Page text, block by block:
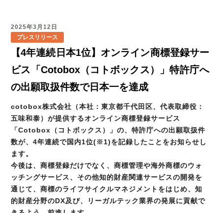
2025年3月12日
プレスリリース
【4年連続日本1位】オンライン商標登録サー
ビス「Cotobox（コトボックス）」特許庁へ
の出願取扱件数で日本一を達成
cotobox株式会社（本社：東京都千代田区、代表取締役：
五味和泰）が提供するオンライン商標登録サービス
「Cotobox（コトボックス）」の、特許庁への出願取扱件
数が、4年連続で国内1位(※1)を記録したことをお知らせし
ます。
今後は、商標登録だけでなく、商標管理や海外商標のウォ
ッチングサービス、その他知的財産関連サービスの開発を
通じて、商標のライフサイクルマネジメントをはじめ、知
的財産分野のDX及び、リーガルテック業界の発展に貢献で